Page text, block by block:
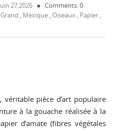
27,2026
Comments: 0
Grand , Mexique , Oiseaux , Papier ,
pièce d’art populaire
à la gouache réalisée à la
d’amate (fibres végétales